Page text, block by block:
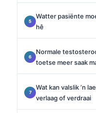
Watter pasiënte
hê
Normale
toetse meer saak
Wat kan valslik ’n
verlaag of verdraai